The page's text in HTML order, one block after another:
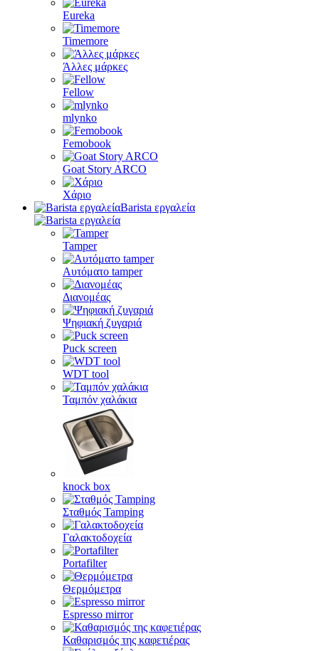
Eureka
Timemore
Άλλες μάρκες
Fellow
mlynko
Femobook
Goat Story ARCO
Χάριο
Barista εργαλεία
Tamper
Αυτόματο tamper
Διανομέας
Ψηφιακή ζυγαριά
Puck screen
WDT tool
Ταμπόν χαλάκια
knock box
Σταθμός Tamping
Γαλακτοδοχεία
Portafilter
Θερμόμετρα
Espresso mirror
Καθαρισμός της καφετιέρας